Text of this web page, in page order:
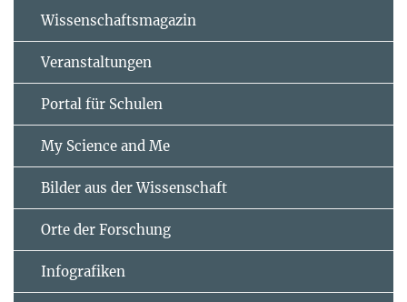
Wissenschaftsmagazin
Veranstaltungen
Portal für Schulen
My Science and Me
Bilder aus der Wissenschaft
Orte der Forschung
Infografiken